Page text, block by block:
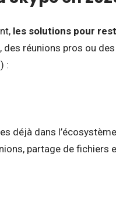
les solutions pour
des réunions pros ou
:
déjà dans
partage de fichiers